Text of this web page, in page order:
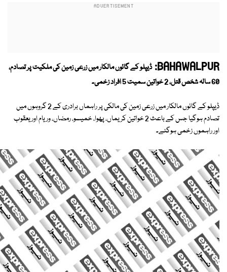
BAHAWALPUR: ڈیپلو کے گائوں مالکار میں زرعی زمین کی ملکیت پر تصادم،
60 سالہ شخص قتل، 2 خواتین سمیت 5 افراد زخمی۔
ڈیپلو کے گائوں مالکار میں زرعی زمین کی مالکی پر راہماں برادری کے 2 گروہوں میں
تصادم ہوگیا جس کے باعث 2 خواتین کریماں، پھوا، خمیسو، رمضاں، وریام اور یعقوب
اور راہموں زخمی ہوگئے۔